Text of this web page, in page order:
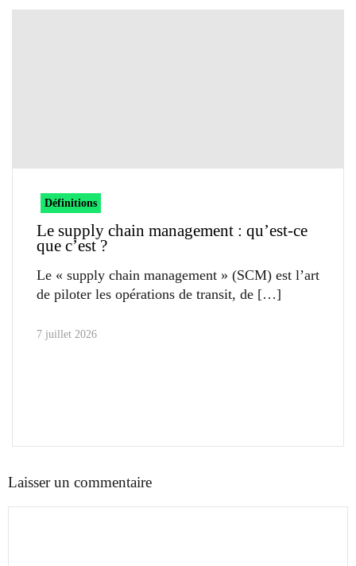
Définitions
Le supply chain management : qu’est-ce
que c’est ?
Le « supply chain management » (SCM) est l’art
de piloter les opérations de transit, de
7 juillet 2026
Laisser un commentaire